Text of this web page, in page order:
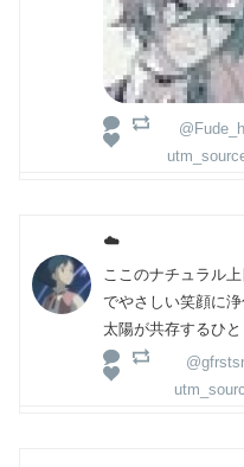
☁️
ここのナチュラル
でやさしい笑顔に
太陽が共存するひと